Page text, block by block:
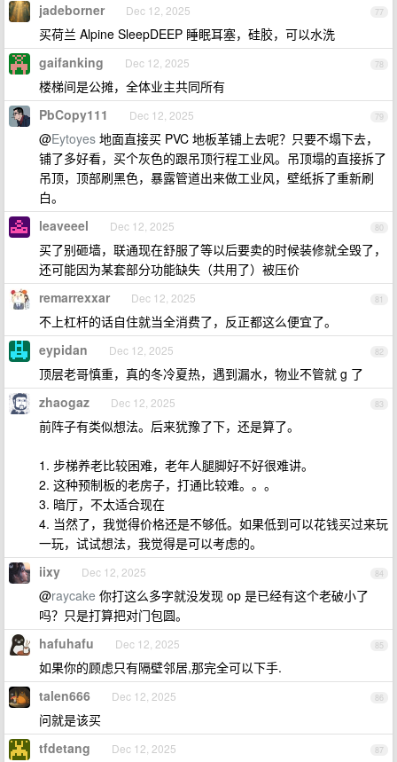
77
jadeborner Dec 12, 2025
买荷兰 Alpine SleepDEEP 睡眠耳塞，硅胶，可以水洗
78
gaifanking Dec 12, 2025
楼梯间是公摊，全体业主共同所有
79
PbCopy111 Dec 12, 2025
@Eytoyes 地面直接买 PVC 地板革铺上去呢？只要不塌下去，
铺了多好看，买个灰色的跟吊顶行程工业风。吊顶塌的直接拆了
吊顶，顶部刷黑色，暴露管道出来做工业风，壁纸拆了重新刷
白。
80
leaveeel Dec 12, 2025
买了别砸墙，联通现在舒服了等以后要卖的时候装修就全毁了，
还可能因为某套部分功能缺失（共用了）被压价
81
remarrexxar Dec 12, 2025
不上杠杆的话自住就当全消费了，反正都这么便宜了。
82
eypidan Dec 12, 2025
顶层老哥慎重，真的冬冷夏热，遇到漏水，物业不管就 g 了
83
zhaogaz Dec 12, 2025
前阵子有类似想法。后来犹豫了下，还是算了。
1. 步梯养老比较困难，老年人腿脚好不好很难讲。
2. 这种预制板的老房子，打通比较难。。。
3. 暗厅，不太适合现在
4. 当然了，我觉得价格还是不够低。如果低到可以花钱买过来玩
一玩，试试想法，我觉得是可以考虑的。
84
iixy Dec 12, 2025
@raycake 你打这么多字就没发现 op 是已经有这个老破小了
吗？只是打算把对门包圆。
85
hafuhafu Dec 12, 2025
如果你的顾虑只有隔壁邻居,那完全可以下手.
86
talen666 Dec 12, 2025
问就是该买
87
tfdetang Dec 12, 2025